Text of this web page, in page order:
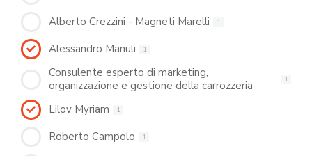
Alberto Crezzini - Magneti Marelli
1
Alessandro Manuli 1
Consulente esperto di marketing,
organizzazione e gestione della carrozzeria
1
Lilov Myriam 1
Roberto Campolo 1